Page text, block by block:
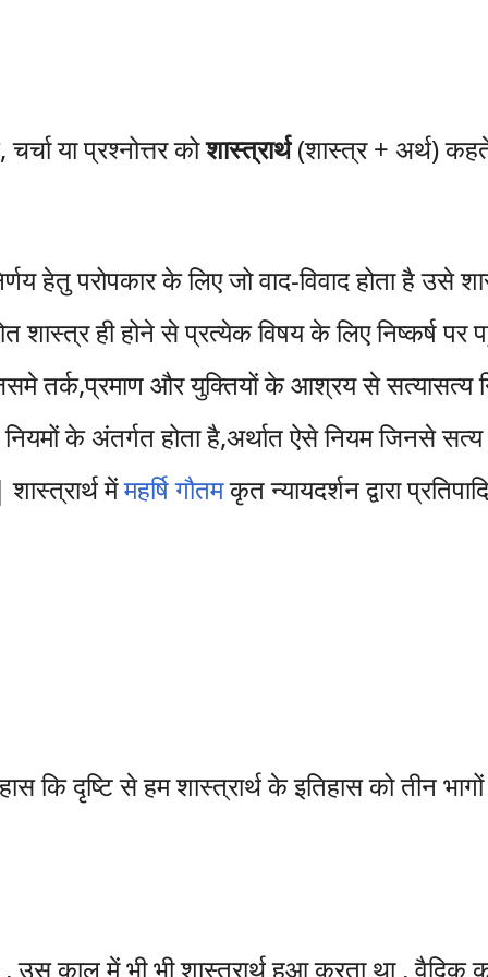
चर्चा या प्रश्नोत्तर कोशास्त्रार्थ(शास्त्र + अर्थ)
परोपकार के लिए जो वाद-विवाद होता है उसे
शास्त्र ही होने से प्रत्येक विषय के लिए निष्कर्ष
तर्क,प्रमाण और युक्तियों के आश्रय से सत्यासत्य
के अंतर्गत होता है,अर्थात ऐसे नियम जिनसे
मेंमहर्षि गौतमकृत न्यायदर्शन द्वारा
कि दृष्टि से हम शास्त्रार्थ के इतिहास को तीन
काल में भी भी शास्त्रार्थ हुआ करता था , वैदिक